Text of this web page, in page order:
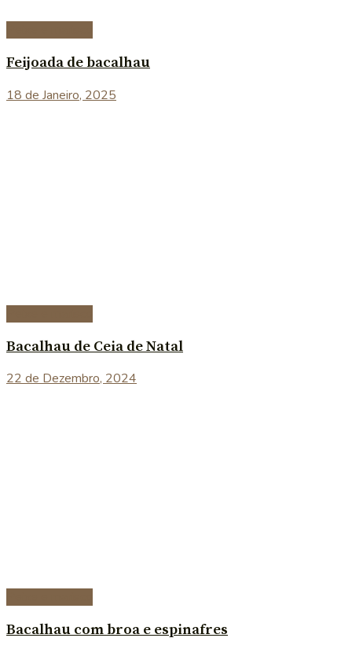
Feijoada de bacalhau
18 de Janeiro, 2025
Bacalhau de Ceia de Natal
22 de Dezembro, 2024
Bacalhau com broa e espinafres